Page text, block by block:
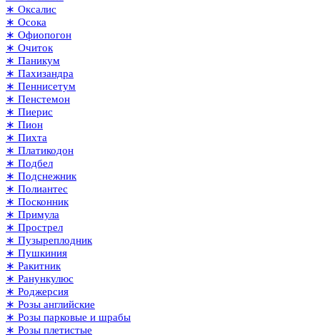
∗ Оксалис
∗ Осока
∗ Офиопогон
∗ Очиток
∗ Паникум
∗ Пахизандра
∗ Пеннисетум
∗ Пенстемон
∗ Пиерис
∗ Пион
∗ Пихта
∗ Платикодон
∗ Подбел
∗ Подснежник
∗ Полиантес
∗ Посконник
∗ Примула
∗ Прострел
∗ Пузыреплодник
∗ Пушкиния
∗ Ракитник
∗ Ранункулюс
∗ Роджерсия
∗ Розы английские
∗ Розы парковые и шрабы
∗ Розы плетистые